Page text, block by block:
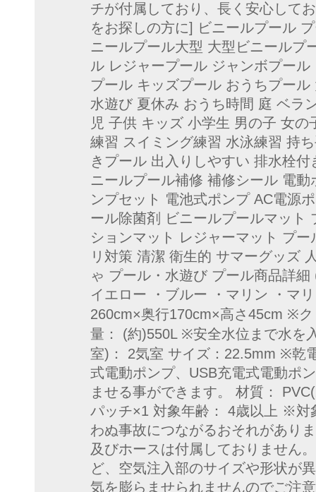
チが付属しており、長く安心して
をお探しの方に] ビニールプール
ニールプール大型 大型ビニールプ
ル レジャープール ジャンボプー
プール キッズプール おうちプー
水遊び 夏休み おうち時間 庭 ベラ
児 子供 キッズ 小学生 男の子 女
練習 スイミング練習 水泳練習 持
きプール 出入りしやすい 排水栓
ニールプール補修 補修シール 電
ンプセット 電池式ポンプ AC電源
ール除菌剤 ビニールプールマット
ションマット レジャーマット プ
リ対策 清潔 衛生的 サマーグッズ
ゃ プール・水遊び プール商品詳
イエロー ・ブルー ・マリン ・マ
260cm×奥行170cm×高さ45cm ※
量： (約)550L ※安全水位まで水を
室)： 2気室 サイズ：22.5mm ※乾
式電動ポンプ、USB充電式電動ポ
ませる事ができます。 材質：
パッチ×1 対象年齢： 4歳以上 ※対
わぬ事故につながるおそれがあり
及びホースは付属しておりません
ど、空気注入部のサイズや形状が
気を膨らませられませんのでご注